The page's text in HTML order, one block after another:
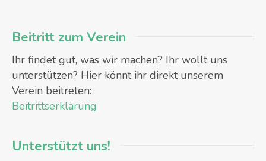
Beitritt zum Verein
Ihr findet gut, was wir machen? Ihr wollt uns
unterstützen? Hier könnt ihr direkt unserem
Verein beitreten:
Beitrittserklärung
Unterstützt uns!